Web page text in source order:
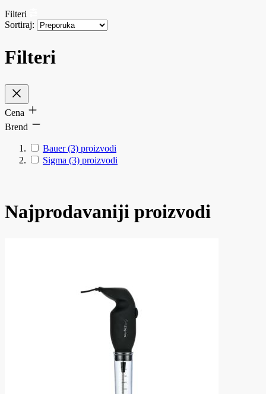
Filteri
Sortiraj:
Filteri
Cena
Brend
Bauer (3) proizvodi
Sigma (3) proizvodi
Najprodavaniji proizvodi